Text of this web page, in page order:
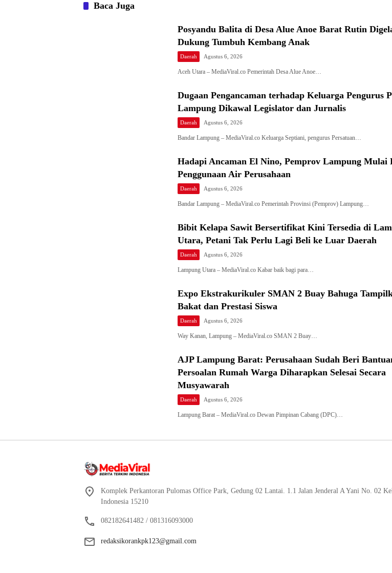
Baca Juga
Posyandu Balita di Desa Alue Anoe Barat Rutin
Dukung Tumbuh Kembang Anak
Daerah Agustus 6, 2026
Aceh Utara – MediaViral.co Pemerintah Desa Alue Anoe…
Dugaan Pengancaman terhadap Keluarga Pengurus
Lampung Dikawal Legislator dan Jurnalis
Daerah Agustus 6, 2026
Bandar Lampung – MediaViral.co Keluarga Septiani, pengurus Persatuan…
Hadapi Ancaman El Nino, Pemprov Lampung Mulai
Penggunaan Air Perusahaan
Daerah Agustus 6, 2026
Bandar Lampung – MediaViral.co Pemerintah Provinsi (Pemprov) Lampung…
Bibit Kelapa Sawit Bersertifikat Kini Tersedia di
Utara, Petani Tak Perlu Lagi Beli ke Luar Daerah
Daerah Agustus 6, 2026
Lampung Utara – MediaViral.co Kabar baik bagi para…
Expo Ekstrakurikuler SMAN 2 Buay Bahuga
Bakat dan Prestasi Siswa
Daerah Agustus 6, 2026
Way Kanan, Lampung – MediaViral.co SMAN 2 Buay…
AJP Lampung Barat: Perusahaan Sudah Beri
Persoalan Rumah Warga Diharapkan Selesai Secara
Musyawarah
Daerah Agustus 6, 2026
Lampung Barat – MediaViral.co Dewan Pimpinan Cabang (DPC)…
Komplek Perkantoran Pulomas Office Park, Gedung 02 Lantai. 1.1 Jalan Jenderal A Yani No. 02
Indonesia 15210
082182641482 / 081316093000
redaksikorankpk123@gmail.com